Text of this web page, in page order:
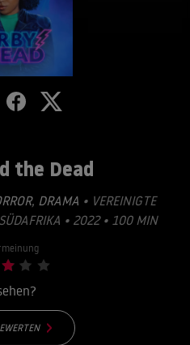
the Dead
, DRAMA • VEREINIGTE
• 2022 • 100 MIN